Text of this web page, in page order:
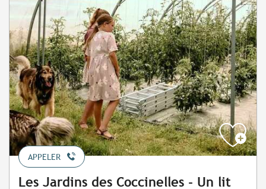
APPELER
Les Jardins des Coccinelles - Un lit